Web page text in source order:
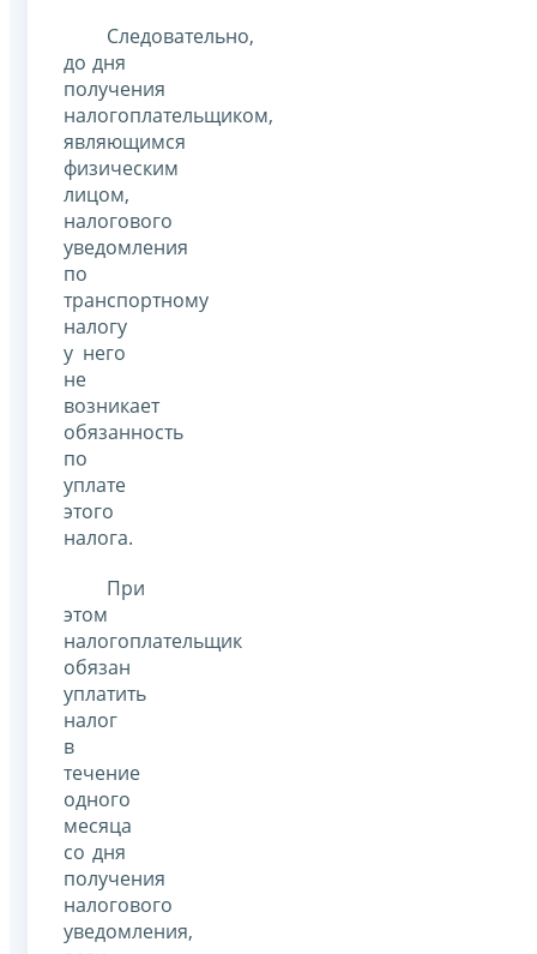
Следовательно,
до дня
получения
налогоплательщиком,
являющимся
физическим
лицом,
налогового
уведомления
по
транспортному
налогу
у него
не
возникает
обязанность
по
уплате
этого
налога.
При
этом
налогоплательщик
обязан
уплатить
налог
в
течение
одного
месяца
со дня
получения
налогового
уведомления,